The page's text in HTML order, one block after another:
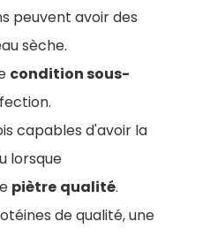
peuvent avoir des
sèche.
condition sous-
capables d'avoir la
lorsque
piètre qualité.
de qualité, une